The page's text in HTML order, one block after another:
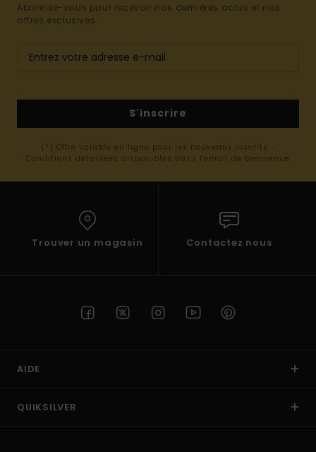
Abonnez-vous pour recevoir nos dernières actus et nos
offres exclusives.
S'inscrire
(*) Offre valable en ligne pour les nouveaux inscrits -
Conditions détaillées disponibles dans l'email de bienvenue
Trouver un magasin Contactez nous
AIDE
QUIKSILVER